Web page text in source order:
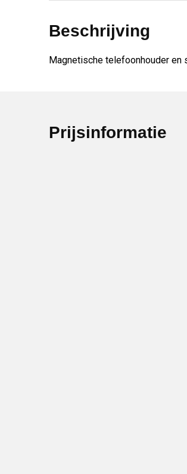
Beschrijving
Magnetische telefoonhouder en
Prijsinformatie